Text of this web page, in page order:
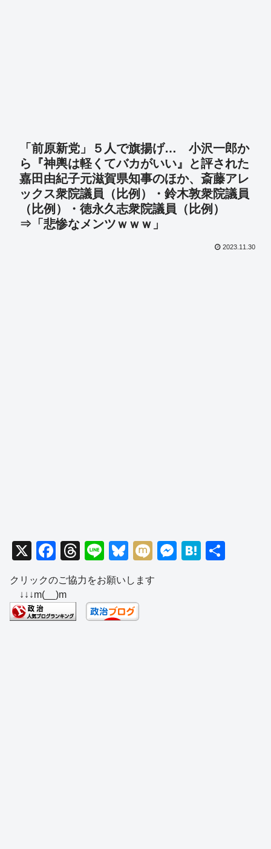
「前原新党」５人で旗揚げ… 小沢一郎か
ら『神輿は軽くてバカがいい』と評された
嘉田由紀子元滋賀県知事のほか、斎藤アレ
ックス衆院議員（比例）・鈴木敦衆院議員
（比例）・徳永久志衆院議員（比例）
⇒「悲惨なメンツｗｗｗ」
2023.11.30
X
F
c
e
b
T
hr
e
a
d
Li
n
e
Bl
u
e
sk
y
M
M
H
クリックのご協力をお願いします
↓↓↓m(__)m